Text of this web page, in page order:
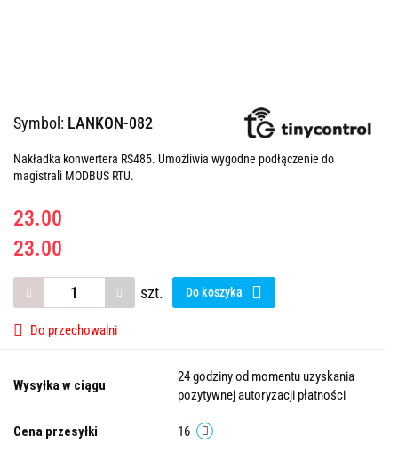
Symbol: LANKON-082
Nakładka konwertera RS485. Umożliwia wygodne podłączenie do
magistrali MODBUS RTU.
23.00
23.00
szt. Do koszyka
Do przechowalni
Wysyłka w ciągu
24 godziny od momentu uzyskania
pozytywnej autoryzacji płatności
Cena przesyłki 16